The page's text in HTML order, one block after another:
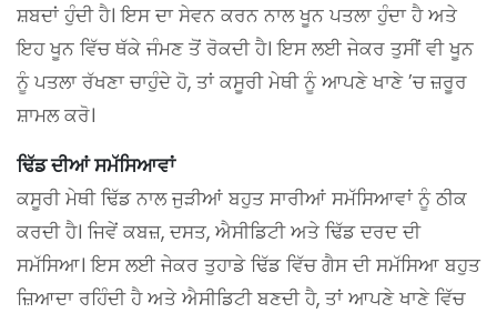
ਸ਼ਬਦਾਂ ਹੁੰਦੀ ਹੈ। ਇਸ ਦਾ ਸੇਵਨ ਕਰਨ ਨਾਲ ਖੂਨ ਪਤਲਾ ਹੁੰਦਾ ਹੈ ਅਤੇ
ਇਹ ਖੂਨ ਵਿੱਚ ਥੱਕੇ ਜੰਮਣ ਤੋਂ ਰੋਕਦੀ ਹੈ। ਇਸ ਲਈ ਜੇਕਰ ਤੁਸੀਂ ਵੀ ਖੂਨ
ਨੂੰ ਪਤਲਾ ਰੱਖਣਾ ਚਾਹੁੰਦੇ ਹੋ, ਤਾਂ ਕਸੂਰੀ ਮੇਥੀ ਨੂੰ ਆਪਣੇ ਖਾਣੇ ’ਚ ਜ਼ਰੂਰ
ਸ਼ਾਮਲ ਕਰੋ।
ਢਿੱਡ ਦੀਆਂ ਸਮੱਸਿਆਵਾਂ
ਕਸੂਰੀ ਮੇਥੀ ਢਿੱਡ ਨਾਲ ਜੁੜੀਆਂ ਬਹੁਤ ਸਾਰੀਆਂ ਸਮੱਸਿਆਵਾਂ ਨੂੰ ਠੀਕ
ਕਰਦੀ ਹੈ। ਜਿਵੇਂ ਕਬਜ਼, ਦਸਤ, ਐਸੀਡਿਟੀ ਅਤੇ ਢਿੱਡ ਦਰਦ ਦੀ
ਸਮੱਸਿਆ। ਇਸ ਲਈ ਜੇਕਰ ਤੁਹਾਡੇ ਢਿੱਡ ਵਿੱਚ ਗੈਸ ਦੀ ਸਮੱਸਿਆ ਬਹੁਤ
ਜ਼ਿਆਦਾ ਰਹਿੰਦੀ ਹੈ ਅਤੇ ਐਸੀਡਿਟੀ ਬਣਦੀ ਹੈ, ਤਾਂ ਆਪਣੇ ਖਾਣੇ ਵਿੱਚ